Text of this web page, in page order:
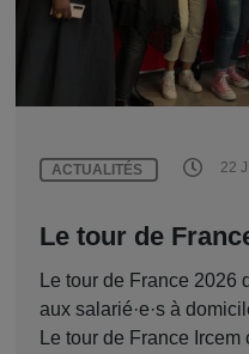
ACTUALITÉS 22
Le tour de
Le tour de France 2026
aux salarié·e·s à
Le tour de France